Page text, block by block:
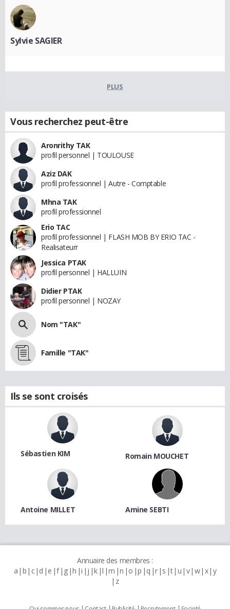
Sylvie SAGIER
PLUS
Vous recherchez peut-être
Aronrithy TAK
profil personnel | TOULOUSE
Aziz DAK
profil professionnel | Autre - Comptable
Mhna TAK
profil professionnel
Erio TAC
profil professionnel | FLASH MOB BY ERIO TAC -
Realisateurr
Jessica PTAK
profil personnel | HALLUIN
Didier PTAK
profil personnel | NOZAY
Nom "TAK"
Famille "TAK"
Ils se sont croisés
Sébastien KIM Romain MOUCHET
Antoine MILLET Amine SEBTI
Annuaire des membres :
a b c d e f g h i j k l m n o p q r s t u v w x y
z